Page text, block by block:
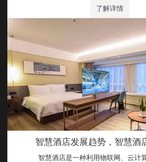
了解详情
智慧酒店发展趋势，智慧酒
智慧酒店是一种利用物联网、云计